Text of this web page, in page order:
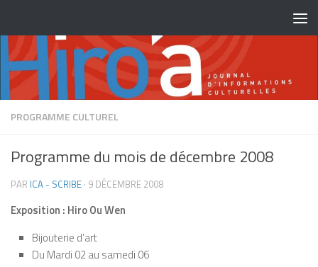
PROGRAMME CULTUREL
Programme du mois de décembre 2008
PAR ICA - SCRIBE · 9 DÉCEMBRE 2008
Exposition : Hiro Ou Wen
Bijouterie d’art
Du Mardi 02 au samedi 06